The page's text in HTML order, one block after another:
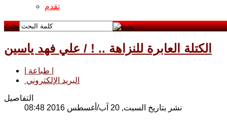
تقدم
بحث
الكتلة العابرة للنزاهة .. ! / علي فهد ياسين
البريد الإلكتروني
التفاصيل
نشر بتاريخ السبت, 20 آب/أغسطس 2016 08:48